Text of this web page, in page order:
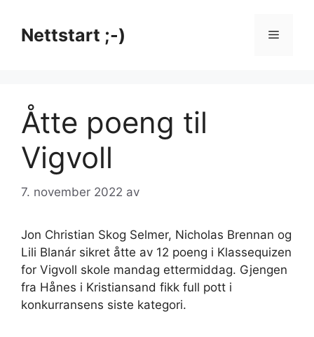
innholdNettstart ;-) Meny
Åtte poeng til
Vigvoll
7. november 2022 av
Jon Christian Skog Selmer, Nicholas Brennan og
Lili Blanár sikret åtte av 12 poeng i Klassequizen
for Vigvoll skole mandag ettermiddag. Gjengen
fra Hånes i Kristiansand fikk full pott i
konkurransens siste kategori.